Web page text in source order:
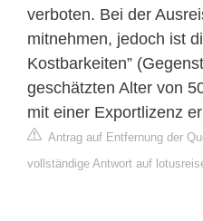
verboten. Bei der
mitnehmen, jedoch ist
Kostbarkeiten”
geschätzten Alter von
mit einer Exportlizenz
Antrag auf Entfernung der
vollständige Antwort auf